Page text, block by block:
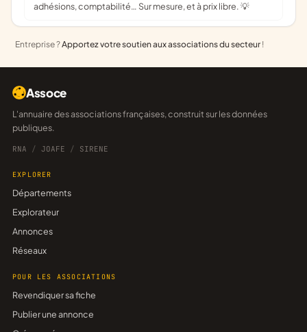
adhésions, comptabilité… Sur mesure, et à prix libre. 💡
Entreprise ?Apportez votre soutien aux associations du secteur !
Assoce
L'annuaire des associations françaises, construit sur les données
publiques.
RNA / JOAFE / SIRENE
EXPLORER
Départements
Explorateur
Annonces
Réseaux
POUR LES ASSOCIATIONS
Revendiquer sa fiche
Publier une annonce